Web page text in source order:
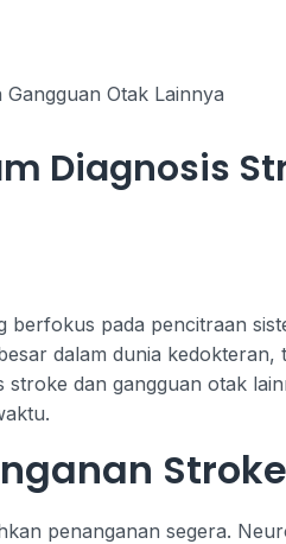
Diagnosis
pada pencitraan
dalam dunia kedokteran,
dan gangguan otak
Stroke
penanganan segera.